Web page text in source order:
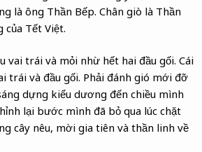
là ông Thần Bếp. Chân giò là Thần
Tết Việt.
trái và mỏi nhừ hết hai đầu gối. Cái
trái và đầu gối. Phải đánh gió mới đỡ
dựng kiểu dương đến chiều mình
lại bước mình đã bỏ qua lúc chặt
cây nêu, mời gia tiên và thần linh về